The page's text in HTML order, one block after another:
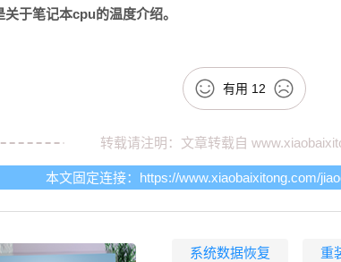
于笔记本cpu的温度介绍。
有用 12
转载请注明：文章转载自
本文固定连接： https://www.xiaobaixitong.com/
系统数据恢复 重